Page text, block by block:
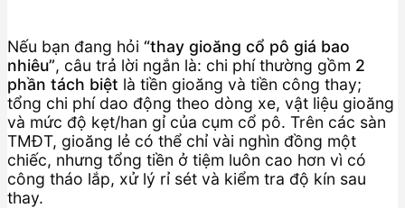
Nếu bạn đang hỏi “thay gioăng cổ pô giá bao
nhiêu”, câu trả lời ngắn là: chi phí thường gồm 2
phần tách biệt là tiền gioăng và tiền công thay;
tổng chi phí dao động theo dòng xe, vật liệu gioăng
và mức độ kẹt/han gỉ của cụm cổ pô. Trên các sàn
TMĐT, gioăng lẻ có thể chỉ vài nghìn đồng một
chiếc, nhưng tổng tiền ở tiệm luôn cao hơn vì có
công tháo lắp, xử lý rỉ sét và kiểm tra độ kín sau
thay.